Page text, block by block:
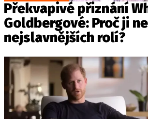
Překvapivé přiznání
Goldbergové: Proč ji
nejslavnějších rolí?